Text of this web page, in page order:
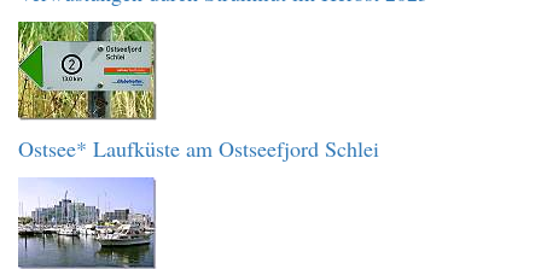
Ostsee* Laufküste am Ostseefjord Schlei